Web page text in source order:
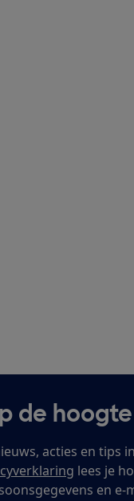
de hoogte
acties en tips
lees je
en e-